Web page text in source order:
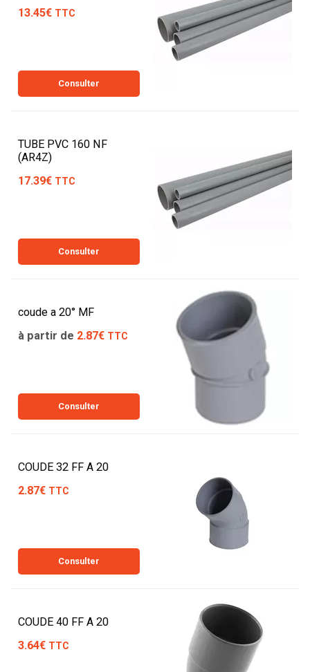
13.45€ TTC
Consulter
TUBE PVC 160 NF
(AR4Z)
17.39€ TTC
Consulter
coude a 20° MF
à partir de 2.87€ TTC
Consulter
COUDE 32 FF A 20
2.87€ TTC
Consulter
COUDE 40 FF A 20
3.64€ TTC